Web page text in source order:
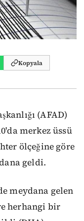
Kopyala
(AFAD)
merkez üssü
ölçeğine göre
geldi.
meydana gelen
herhangi bir